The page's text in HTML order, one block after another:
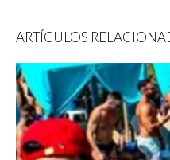
ARTÍCULOS